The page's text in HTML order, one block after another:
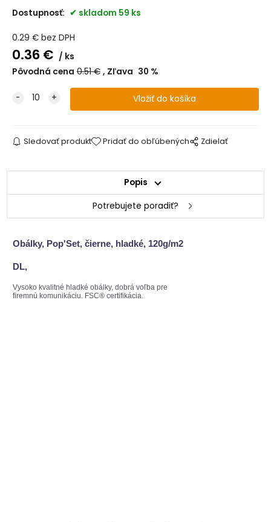
Dostupnosť: skladom 59 ks
0.29 € bez DPH
0.36 €
ks
Pôvodná cena 0.51€ Zľava 30 %
Sledovať produkt Pridať do obľúbených Zdielať
Popis
Potrebujete poradiť?
Obálky, Pop'Set, čierne, hladké, 120g/m2
DL,
Vysoko kvalitné hladké obálky, dobrá voľba pre
firemnú komunikáciu. FSC® certifikácia.